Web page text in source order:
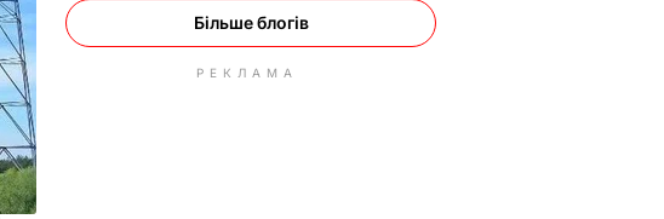
Більше блогів
РЕКЛАМА